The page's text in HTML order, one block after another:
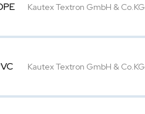
Kautex Textron GmbH & Co.KG
Kautex Textron GmbH & Co.KG